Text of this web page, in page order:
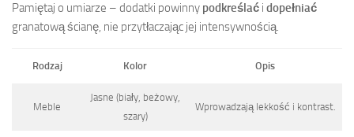
Pamiętaj o umiarze – dodatki powinny podkreślać i dopełniać
granatową ścianę, nie przytłaczając jej intensywnością.
Rodzaj Kolor Opis
Meble
Jasne (biały, beżowy,
szary)
Wprowadzają lekkość i kontrast.